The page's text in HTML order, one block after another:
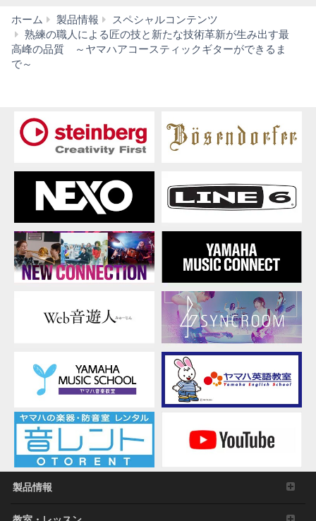
ホーム 製品情報
スペシャルコンテンツ
熟練の職人による匠の技と新たな技術革新が生み出す最
高峰の品質 ～ヤマハアコースティックギターができるま
で～
製品情報